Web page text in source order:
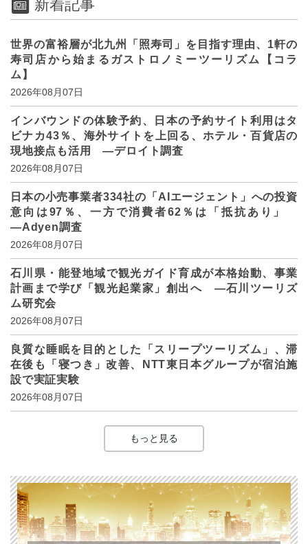
新着記事
世界の富裕層が北九州「照寿司」を目指す理由、1軒の
寿司店から始まるガストロノミーツーリズム【コラ
ム】
2026年08月07日
インバウンドの体験予約、日本の予約サイト利用はタ
ビナカ43％、海外サイトを上回る、ホテル・百貨店の
現地接点も活用 ―デロイト調査
2026年08月07日
日本の小売事業者334社の「AIエージェント」への投資
意向は97％、一方で消費者62％は「抵抗あり」
―Adyen調査
2026年08月07日
石川県・能登地域で観光ガイド育成が本格始動、事業
計画まで学び「観光起業家」創出へ ―石川ツーリズ
ム研究会
2026年08月07日
良質な睡眠を目的とした「スリープツーリズム」、滞
在後も「寝つき」改善、NTT東日本グループが宿泊施
設で実証実験
2026年08月07日
もっと見る